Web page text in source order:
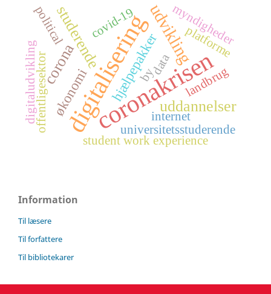
digitalisering
coronakrisen
udvikling
studerende
uddannelser
corona hjælpepakker
økonomi
universitetsstuderende
landbrug
myndigheder
offentligesektor data
platforme
internet
digitaludvikling
covid-19
political
student work experience
by
Information
Til læsere
Til forfattere
Til bibliotekarer